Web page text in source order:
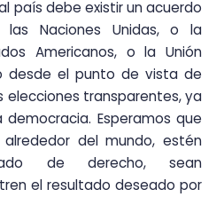
país debe existir un acuerdo
Naciones Unidas, o la
Americanos, o la Unión
desde el punto de vista de
elecciones transparentes, ya
Esperamos que
del mundo, estén
de derecho, sean
el resultado deseado por